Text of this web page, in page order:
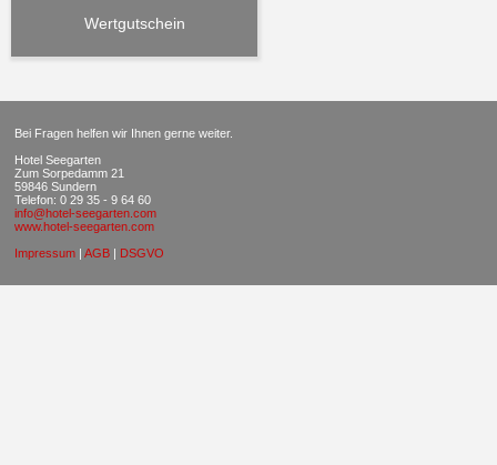
Wertgutschein
Bei Fragen helfen wir Ihnen gerne weiter.
Hotel Seegarten
Zum Sorpedamm 21
59846 Sundern
Telefon: 0 29 35 - 9 64 60
info@hotel-seegarten.com
www.hotel-seegarten.com
Impressum | AGB | DSGVO